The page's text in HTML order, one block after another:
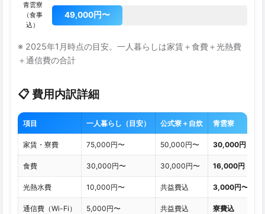
青雲寮
（食事
込）
49,000円〜
※ 2025年1月時点の目安。一人暮らしは家賃＋食費＋光熱費
＋通信費の合計
📋 費用内訳詳細
項目 一人暮らし（目安） 公式寮＋自炊 青雲寮
家賃・寮費 75,000円〜 50,000円〜 30,000円
食費 30,000円〜 30,000円〜 16,000円（込
光熱水費 10,000円〜 共益費込 3,000円〜
通信費（Wi-Fi） 5,000円〜 共益費込 寮費込